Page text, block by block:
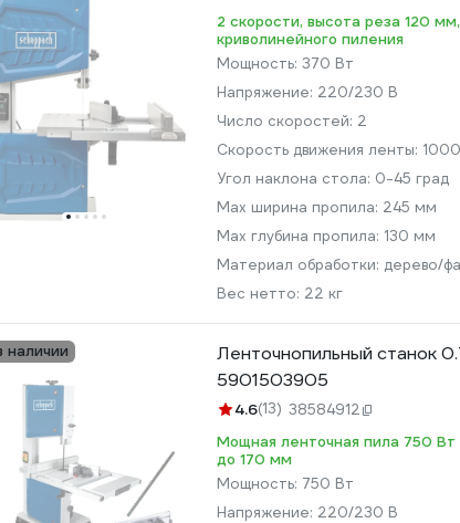
2 скорости, высота реза 120
криволинейного пиления
Мощность: 370 Вт
Напряжение: 220/230 В
Число скоростей: 2
Скорость движения ленты:
Угол наклона стола: 0-45 град
Max ширина пропила: 245 мм
Max глубина пропила: 130 мм
Материал обработки: дерево/
Вес нетто: 22 кг
наличии
Ленточнопильный станок
5901503905
4.6(13) 38584912
Мощная ленточная пила 750
до 170 мм
Мощность: 750 Вт
Напряжение: 220/230 В